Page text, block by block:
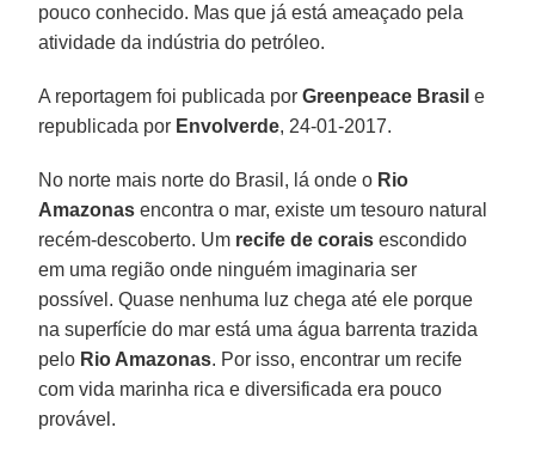
pouco conhecido. Mas que já está ameaçado pela
atividade da indústria do petróleo.
A reportagem foi publicada porGreenpeace Brasil e
republicada por Envolverde, 24-01-2017.
No norte mais norte do Brasil, lá onde o Rio
Amazonas encontra o mar, existe um tesouro natural
recém-descoberto. Um recife de corais escondido
em uma região onde ninguém imaginaria ser
possível. Quase nenhuma luz chega até ele porque
na superfície do mar está uma água barrenta trazida
pelo Rio Amazonas. Por isso, encontrar um recife
com vida marinha rica e diversificada era pouco
provável.